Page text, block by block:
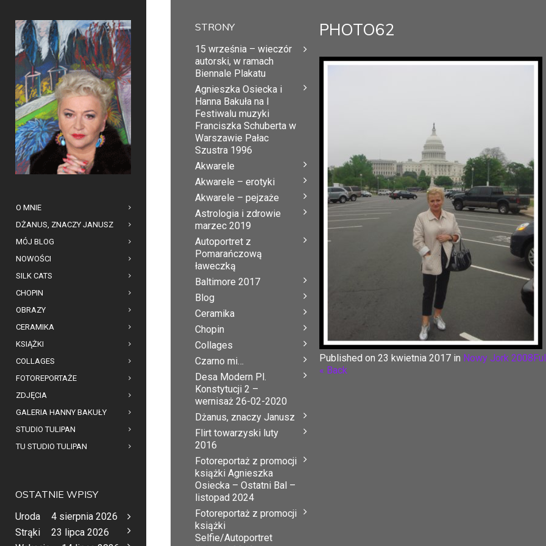
O MNIE
DŻANUS, ZNACZY JANUSZ
MÓJ BLOG
NOWOŚCI
SILK CATS
CHOPIN
OBRAZY
CERAMIKA
KSIĄŻKI
COLLAGES
FOTOREPORTAŻE
ZDJĘCIA
GALERIA HANNY BAKUŁY
STUDIO TULIPAN
TU STUDIO TULIPAN
OSTATNIE WPISY
Uroda
4 sierpnia 2026
Strąki
23 lipca 2026
PHOTO62
Published on 23 kwietnia 2017 in Nowy Jork 2008
« Back
STRONY
15 września – wieczór
autorski, w ramach
Biennale Plakatu
Agnieszka Osiecka i
Hanna Bakuła na I
Festiwalu muzyki
Franciszka Schuberta w
Warszawie Pałac
Szustra 1996
Akwarele
Akwarele – erotyki
Akwarele – pejzaże
Astrologia i zdrowie
marzec 2019
Autoportret z
Pomarańczową
ławeczką
Baltimore 2017
Blog
Ceramika
Chopin
Collages
Czarno mi…
Desa Modern Pl.
Konstytucji 2 –
wernisaż 26-02-2020
Dżanus, znaczy Janusz
Flirt towarzyski luty
2016
Fotoreportaż z promocji
książki Agnieszka
Osiecka – Ostatni Bal –
listopad 2024
Fotoreportaż z promocji
książki
Selfie/Autoportret